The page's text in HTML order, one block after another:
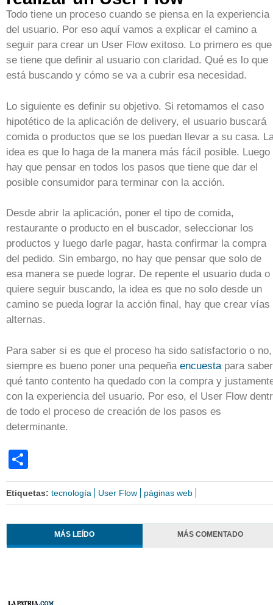
Todo tiene un proceso cuando se piensa en la experiencia
del usuario. Por eso aquí vamos a explicar el camino a
seguir para crear un User Flow exitoso. Lo primero es que
se tiene que definir al usuario con claridad. Qué es lo que
está buscando y cómo se va a cubrir esa necesidad.
Lo siguiente es definir su objetivo. Si retomamos el caso
hipotético de la aplicación de delivery, el usuario buscará
comida o productos que se los puedan llevar a su casa.
idea es que lo haga de la manera más fácil posible. Luego
hay que pensar en todos los pasos que tiene que dar el
posible consumidor para terminar con la acción.
Desde abrir la aplicación, poner el tipo de comida,
restaurante o producto en el buscador, seleccionar los
productos y luego darle pagar, hasta confirmar la compra
del pedido. Sin embargo, no hay que pensar que solo de
esa manera se puede lograr. De repente el usuario duda o
quiere seguir buscando, la idea es que no solo desde un
camino se pueda lograr la acción final, hay que crear vías
alternas.
Para saber si es que el proceso ha sido satisfactorio o no,
siempre es bueno poner una pequeña encuesta para saber
qué tanto contento ha quedado con la compra y
con la experiencia del usuario. Por eso, el User Flow
de todo el proceso de creación de los pasos es
determinante.
Etiquetas: tecnología User Flow páginas web
MÁS LEÍDO MÁS COMENTADO